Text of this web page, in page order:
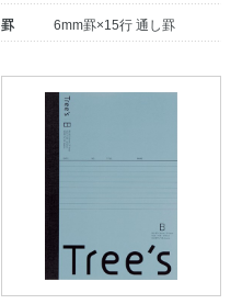
罫 6mm罫×15行 通し罫